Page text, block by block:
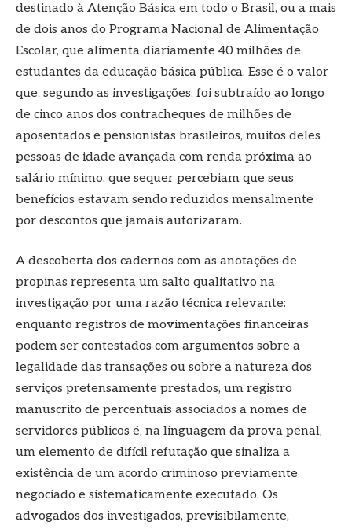
destinado à Atenção Básica em todo o Brasil, ou a mais
de dois anos do Programa Nacional de Alimentação
Escolar, que alimenta diariamente 40 milhões de
estudantes da educação básica pública. Esse é o valor
que, segundo as investigações, foi subtraído ao longo
de cinco anos dos contracheques de milhões de
aposentados e pensionistas brasileiros, muitos deles
pessoas de idade avançada com renda próxima ao
salário mínimo, que sequer percebiam que seus
benefícios estavam sendo reduzidos mensalmente
por descontos que jamais autorizaram.
A descoberta dos cadernos com as anotações de
propinas representa um salto qualitativo na
investigação por uma razão técnica relevante:
enquanto registros de movimentações financeiras
podem ser contestados com argumentos sobre a
legalidade das transações ou sobre a natureza dos
serviços pretensamente prestados, um registro
manuscrito de percentuais associados a nomes de
servidores públicos é, na linguagem da prova penal,
um elemento de difícil refutação que sinaliza a
existência de um acordo criminoso previamente
negociado e sistematicamente executado. Os
advogados dos investigados, previsibilamente,